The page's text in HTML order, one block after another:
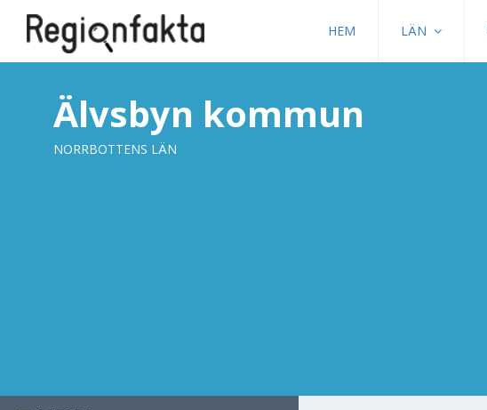
HEM LÄN
Älvsbyn kommun
NORRBOTTENS LÄN